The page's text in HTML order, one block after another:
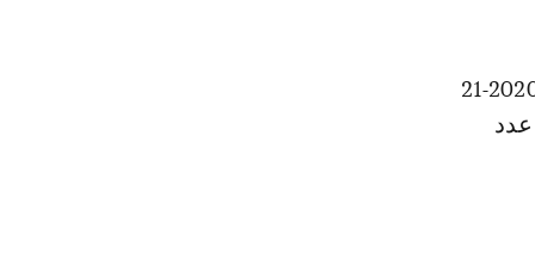
ولفت إلى أن غياب الجمهور يجب أن "ينعكس على النتائج المالية لموسم 2020-21